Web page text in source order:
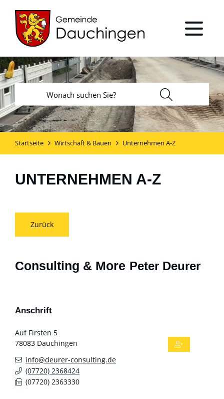
Startseite Wirtschaft & Bauen Unternehmen A-Z
UNTERNEHMEN A-Z
Zurück
Consulting & More Peter Deurer
Anschrift
Auf Firsten 5
78083 Dauchingen
info@deurer-consulting.de
(07720) 2368424
(07720) 2363330